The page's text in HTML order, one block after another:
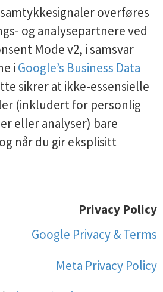
overføres
og analysepartnere ved
Mode v2, i samsvar
i Google’s Business Data
sikrer at ikke-essensielle
(inkludert for personlig
eller analyser) bare
når du gir eksplisitt
Privacy Policy
Google Privacy & Terms
Meta Privacy Policy